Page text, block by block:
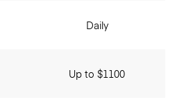
Daily
Up to $1100